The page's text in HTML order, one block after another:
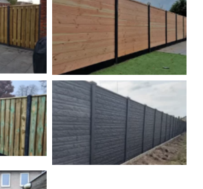
Douglas
Rots motief antraciet